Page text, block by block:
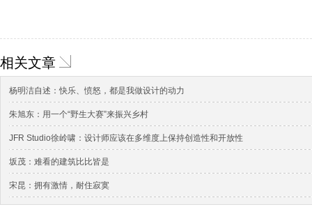
相关文章
杨明洁自述：快乐、愤怒，都是我做设计的动力
朱旭东：用一个“野生大赛”来振兴乡村
JFR Studio徐岭啸：设计师应该在多维度上保持创造性和开放性
坂茂：难看的建筑比比皆是
宋昆：拥有激情，耐住寂寞